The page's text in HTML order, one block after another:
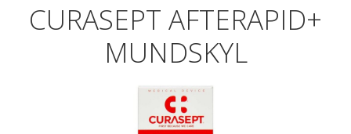
CURASEPT AFTERAPID+
MUNDSKYL